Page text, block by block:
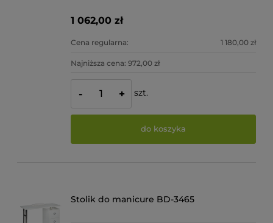
1 062,00 zł
Cena regularna: 1 180,00 zł
Najniższa cena:972,00 zł
- + szt.
do koszyka
Stolik do manicure BD-3465